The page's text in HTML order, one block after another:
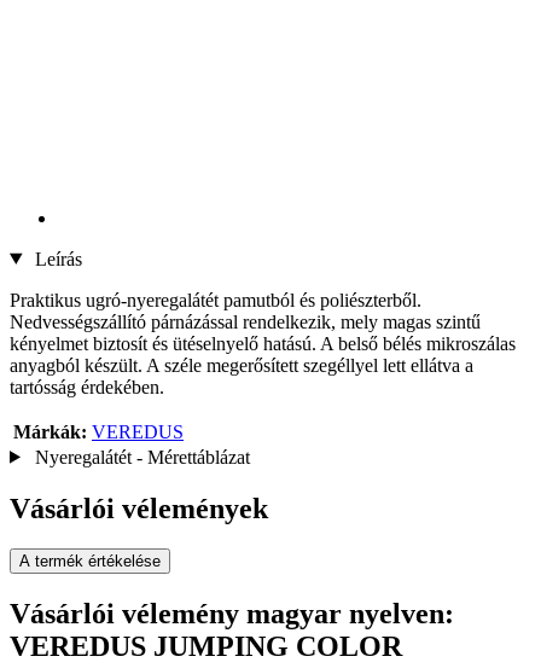
Leírás
Praktikus ugró-nyeregalátét pamutból és poliészterből.
Nedvességszállító párnázással rendelkezik, mely magas szintű
kényelmet biztosít és ütéselnyelő hatású. A belső bélés mikroszálas
anyagból készült. A széle megerősített szegéllyel lett ellátva a
tartósság érdekében.
Márkák: VEREDUS
Nyeregalátét - Mérettáblázat
Vásárlói vélemények
A termék értékelése
Vásárlói vélemény magyar nyelven:
VEREDUS JUMPING COLOR